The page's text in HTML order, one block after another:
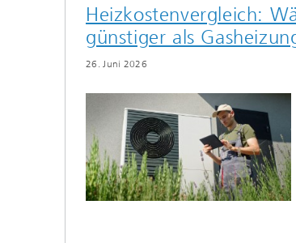
Heizkostenvergleich:
günstiger als
26. Juni 2026